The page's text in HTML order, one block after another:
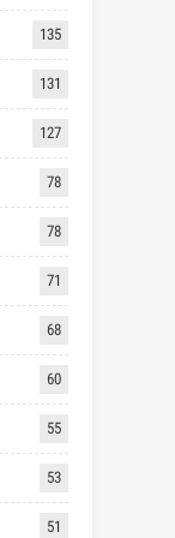
135
131
127
78
78
71
68
60
55
53
51